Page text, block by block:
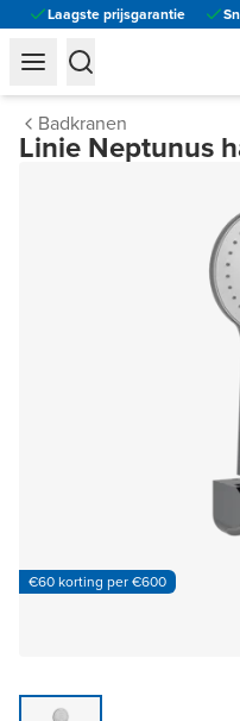
Laagste prijsgarantie
Badkranen
Linie Neptunus
€60 korting per €600